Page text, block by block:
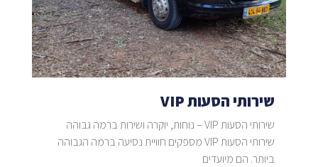
שירותי הסעות VIP
שירותי הסעות VIP – נוחות, יוקרה ושירות ברמה גבוהה
שירותי הסעות VIP מספקים חוויית נסיעה ברמה הגבוהה
ביותר. הם מיועדים